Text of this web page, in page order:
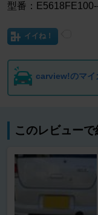
型番：
イイね！
carview!のマイ
このレビュー